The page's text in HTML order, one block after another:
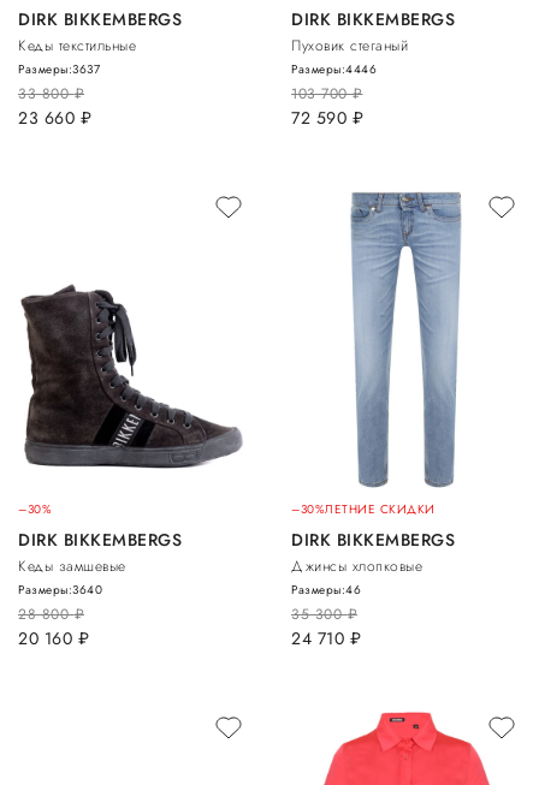
DIRK BIKKEMBERGS
Кеды текстильные
33 800руб.
23 660 руб.
Размеры:3637
DIRK BIKKEMBERGS
Пуховик стеганый
103 700руб.
72 590 руб.
Размеры:4446
–30%
DIRK BIKKEMBERGS
Кеды замшевые
28 800руб.
20 160 руб.
Размеры:3640
–30%ЛЕТНИЕ СКИДКИ
DIRK BIKKEMBERGS
Джинсы хлопковые
35 300руб.
24 710 руб.
Размеры:46